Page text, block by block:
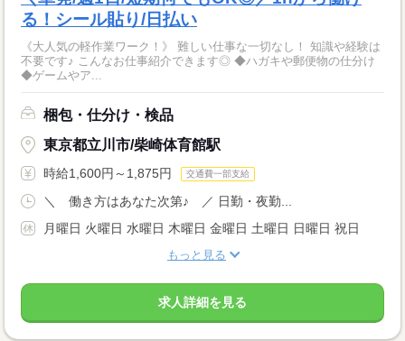
る！シール貼り/日払い
《大人気の軽作業ワーク！》 難しい仕事な一切なし！ 知識や経験は
不要です♪ こんなお仕事紹介できます◎ ◆ハガキや郵便物の仕分け
◆ゲームやア...
梱包・仕分け・検品
東京都立川市/柴崎体育館駅
時給1,600円～1,875円 交通費一部支給
＼ 働き方はあなた次第♪ ／ 日勤・夜勤...
月曜日 火曜日 水曜日 木曜日 金曜日 土曜日 日曜日 祝日
もっと見る
求人詳細を見る